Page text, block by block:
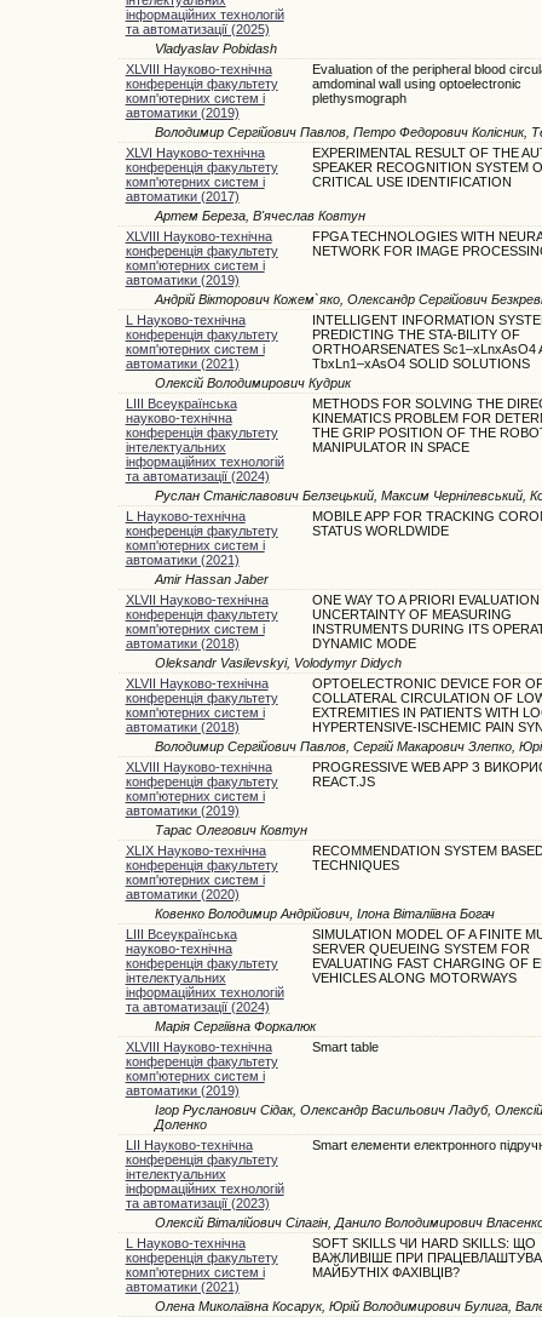
інформаційних технологій
та автоматизації (2025)
Vladyaslav Pobidash
XLVIII Науково-технічна
конференція факультету
комп'ютерних систем і
автоматики (2019)
Evaluation of the peripheral blood
amdominal wall using optoelectronic
plethysmograph
Володимир Сергійович Павлов, Петро Федорович Колісник,
XLVI Науково-технічна
конференція факультету
комп'ютерних систем і
автоматики (2017)
EXPERIMENTAL RESULT OF THE
SPEAKER RECOGNITION SYSTEM
CRITICAL USE IDENTIFICATION
Артем Береза, В'ячеслав Ковтун
XLVIII Науково-технічна
конференція факультету
комп'ютерних систем і
автоматики (2019)
FPGA TECHNOLOGIES WITH
NETWORK FOR IMAGE
Андрій Вікторович Кожем`яко, Олександр Сергійович
L Науково-технічна
конференція факультету
комп'ютерних систем і
автоматики (2021)
INTELLIGENT INFORMATION
PREDICTING THE STA-BILITY OF
ORTHOARSENATES Sc1–xLnxAsO4
TbхLn1–хAsO4 SOLID SOLUTIONS
Олексій Володимирович Кудрик
LIII Всеукраїнська
науково-технічна
конференція факультету
інтелектуальних
інформаційних технологій
та автоматизації (2024)
METHODS FOR SOLVING THE
KINEMATICS PROBLEM FOR
THE GRIP POSITION OF THE
MANIPULATOR IN SPACE
Руслан Станіславович Белзецький, Максим Чернілевський,
L Науково-технічна
конференція факультету
комп'ютерних систем і
автоматики (2021)
MOBILE APP FOR TRACKING
STATUS WORLDWIDE
Amir Hassan Jaber
XLVII Науково-технічна
конференція факультету
комп'ютерних систем і
автоматики (2018)
ONE WAY TO A PRIORI
UNCERTAINTY OF MEASURING
INSTRUMENTS DURING ITS
DYNAMIC MODE
Oleksandr Vasilevskyi, Volodymyr Didych
XLVII Науково-технічна
конференція факультету
комп'ютерних систем і
автоматики (2018)
OPTOELECTRONIC DEVICE FOR
COLLATERAL CIRCULATION OF
EXTREMITIES IN PATIENTS WITH
HYPERTENSIVE-ISCHEMIC PAIN
Володимир Сергійович Павлов, Сергій Макарович Злепко,
XLVIII Науково-технічна
конференція факультету
комп'ютерних систем і
автоматики (2019)
PROGRESSIVE WEB APP З
REACT.JS
Тарас Олегович Ковтун
XLIX Науково-технічна
конференція факультету
комп'ютерних систем і
автоматики (2020)
RECOMMENDATION SYSTEM
TECHNIQUES
Ковенко Володимир Андрійович, Ілона Віталіївна Богач
LIII Всеукраїнська
науково-технічна
конференція факультету
інтелектуальних
інформаційних технологій
та автоматизації (2024)
SIMULATION MODEL OF A FINITE
SERVER QUEUEING SYSTEM FOR
EVALUATING FAST CHARGING OF
VEHICLES ALONG MOTORWAYS
Марія Сергіївна Форкалюк
XLVIII Науково-технічна
конференція факультету
комп'ютерних систем і
автоматики (2019)
Smart table
Ігор Русланович Сідак, Олександр Васильович Ладуб,
Доленко
LII Науково-технічна
конференція факультету
інтелектуальних
інформаційних технологій
та автоматизації (2023)
Smart елементи електронного
Олексій Віталійович Сілагін, Данило Володимирович
L Науково-технічна
конференція факультету
комп'ютерних систем і
автоматики (2021)
SOFT SKILLS ЧИ HARD SKILLS: ЩО
ВАЖЛИВІШЕ ПРИ
МАЙБУТНІХ ФАХІВЦІВ?
Олена Миколаївна Косарук, Юрій Володимирович Булига,